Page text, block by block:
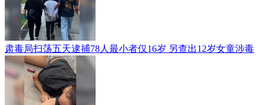
肃毒局扫荡五天逮捕78人最小者仅16岁 另查出12岁女童涉毒